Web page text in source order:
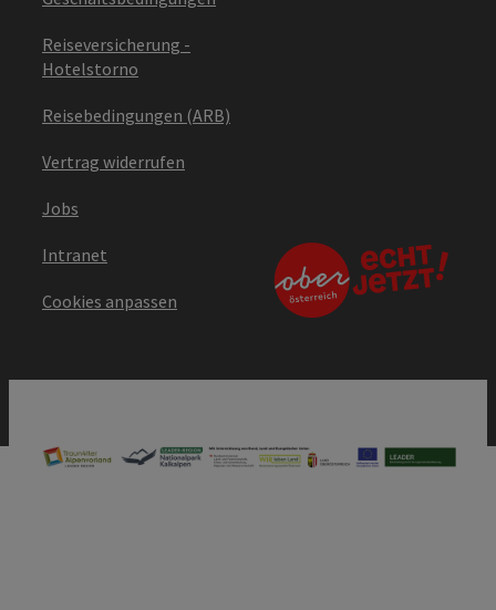
Reiseversicherung -
Hotelstorno
Reisebedingungen (ARB)
Vertrag widerrufen
Jobs
Intranet
Cookies anpassen